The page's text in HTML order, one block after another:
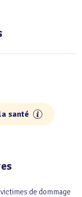
santé
de dommage